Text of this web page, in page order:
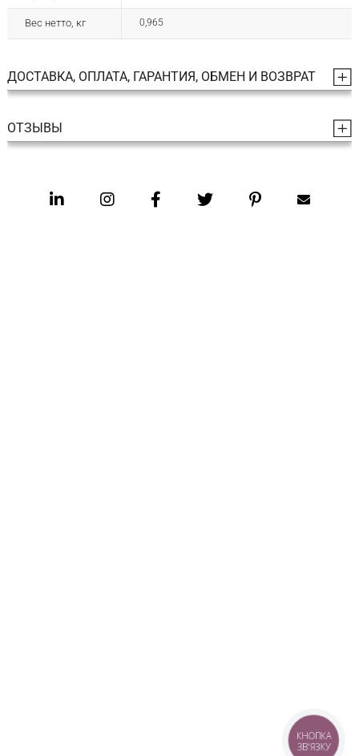
Вес нетто, кг 0,965
ДОСТАВКА, ОПЛАТА, ГАРАНТИЯ, ОБМЕН И ВОЗВРАТ
ОТЗЫВЫ
КНОПКА
ЗВ'ЯЗКУ